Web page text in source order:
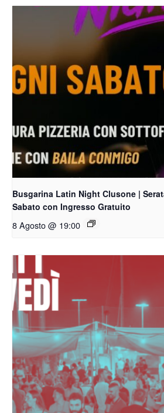
Busgarina Latin Night Clusone |
Sabato con Ingresso Gratuito
8 Agosto @ 19:00